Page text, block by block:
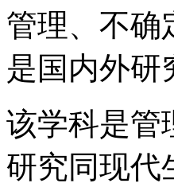
管理、不确
是国内外研
该学科是管
研究同现代